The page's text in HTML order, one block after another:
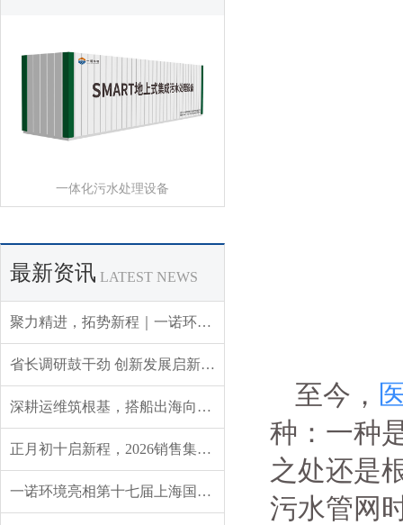
一体化污水处理设备
最新资讯 LATEST NEWS
聚力精进，拓势新程｜一诺环境 2026 年 Q3 销售集中营圆满收官
省长调研鼓干劲 创新发展启新程——辽宁省委副书记、省长王新伟莅临一诺环境调研指导
深耕运维筑根基，搭船出海向未来｜一诺环境 2026 年度盛典圆满举行
正月初十启新程，2026销售集中营燃情开营，聚力攻坚创佳绩！
一诺环境亮相第十七届上海国际水展，创新水科技引领绿色未来
至今，
种：一种
之处还是
污水管网